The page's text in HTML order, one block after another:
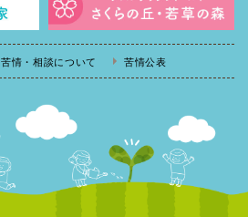
苦情・相談について 苦情公表